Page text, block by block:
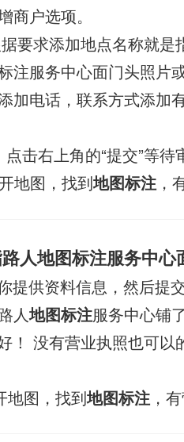
商户选项。
要求添加地点名称就
注服务中心面门头照片
加电话，联系方式添加
击右上角的“提交”等待
地图，找到地图标注 ，
人地图标注服务中
提供资料信息，然后提
人地图标注服务中心铺了
！ 没有营业执照也可以
地图，找到地图标注 ，